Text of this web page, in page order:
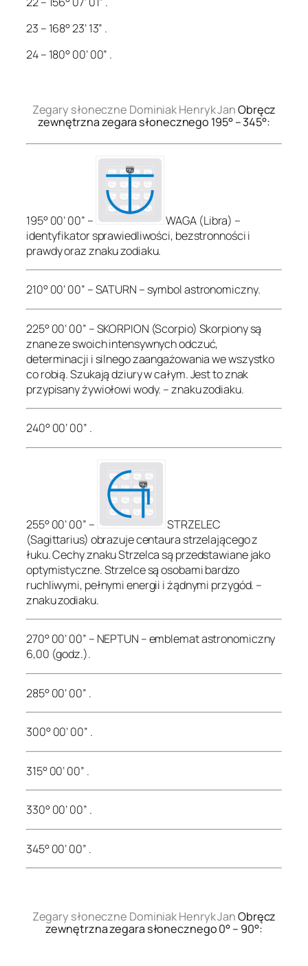
23 – 168° 23’ 13” .
24 – 180° 00’ 00” .
Zegary słoneczne Dominiak Henryk JanObręcz
zewnętrzna zegara słonecznego 195° – 345°:
195° 00’ 00” –
WAGA (Libra) –
identyfikator sprawiedliwości, bezstronności i
prawdy oraz znaku zodiaku.
210° 00’ 00” – SATURN – symbol astronomiczny.
225° 00’ 00” – SKORPION (Scorpio) Skorpiony są
znane ze swoich intensywnych odczuć,
determinacji i silnego zaangażowania we wszystko
co robią. Szukają dziury w całym. Jest to znak
przypisany żywiołowi wody. – znaku zodiaku.
240° 00’ 00” .
255° 00’ 00” –
STRZELEC
(Sagittarius) obrazuje centaura strzelającego z
łuku. Cechy znaku Strzelca są przedstawiane jako
optymistyczne. Strzelce są osobami bardzo
ruchliwymi, pełnymi energii i żądnymi przygód. –
znaku zodiaku.
270° 00’ 00” – NEPTUN – emblemat astronomiczny
6,00 (godz.).
285° 00’ 00” .
300° 00’ 00” .
315° 00’ 00” .
330° 00’ 00” .
345° 00’ 00” .
Zegary słoneczne Dominiak Henryk JanObręcz
zewnętrzna zegara słonecznego 0° – 90°: